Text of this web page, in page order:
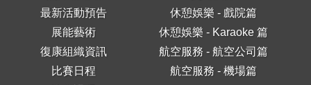
最新活動預告
展能藝術
復康組織資訊
比賽日程
休憩娛樂 - 戲院篇
休憩娛樂 - Karaoke 篇
航空服務 - 航空公司篇
航空服務 - 機場篇